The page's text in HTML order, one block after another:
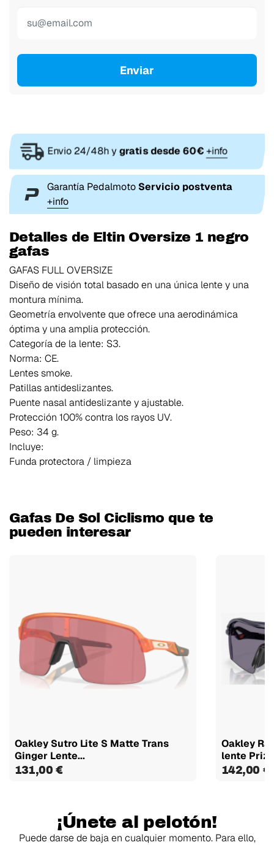
Enviar
Envio 24/48h ygratis desde 60€+info
Garantía Pedalmoto Servicio postventa
+info
Detalles de Eltin Oversize 1 negro
gafas
GAFAS FULL OVERSIZE
Diseño de visión total basado en una única lente y una
montura mínima.
Geometría envolvente que ofrece una aerodinámica
óptima y una amplia protección.
Categoría de la lente: S3.
Norma: CE.
Lentes smoke.
Patillas antideslizantes.
Puente nasal antideslizante y ajustable.
Protección 100% contra los rayos UV.
Peso: 34 g.
Incluye:
Funda protectora / limpieza
Gafas De Sol Ciclismo que te
pueden interesar
Oakley Sutro Lite S Matte Trans
Ginger Lente...
131,00 €
Oakley
lente
142,00 €
¡Únete al pelotón!
Puede darse de baja en cualquier momento. Para ello,